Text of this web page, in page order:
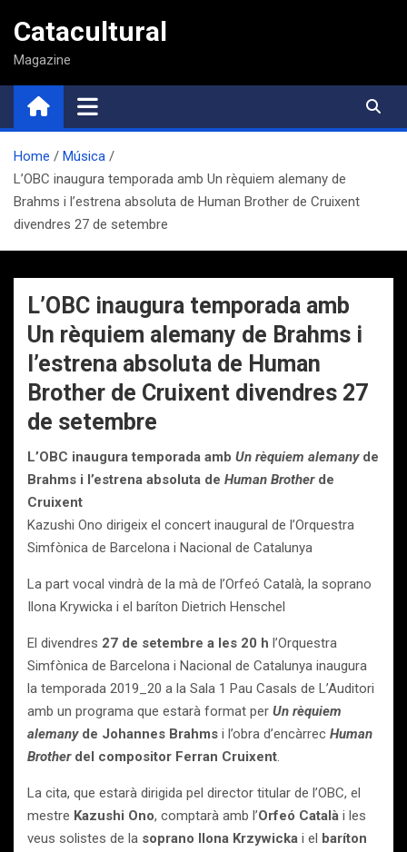
contenido
Catacultural
Magazine
Home
Música
L’OBC inaugura temporada amb Un rèquiem alemany de
Brahms i l’estrena absoluta de Human Brother de Cruixent
divendres 27 de setembre
L’OBC inaugura temporada amb
Un rèquiem alemany de Brahms i
l’estrena absoluta de Human
Brother de Cruixent divendres 27
de setembre
L’OBC inaugura temporada amb Un rèquiem alemanyde
Brahms i l’estrena absoluta de Human Brotherde
Cruixent
Kazushi Ono dirigeix el concert inaugural de l’Orquestra
Simfònica de Barcelona i Nacional de Catalunya
La part vocal vindrà de la mà de l’Orfeó Català, la soprano
Ilona Krywicka i el baríton Dietrich Henschel
El divendres 27 de setembre a les 20 h l’Orquestra
Simfònica de Barcelona i Nacional de Catalunya inaugura
la temporada 2019_20 a la Sala 1 Pau Casals de L’Auditori
amb un programa que estarà format per Un rèquiem
alemanyde Johannes Brahms i l’obra d’encàrrec Human
Brotherdel compositor Ferran Cruixent.
La cita, que estarà dirigida pel director titular de l’OBC, el
mestre Kazushi Ono, comptarà amb l’Orfeó Català i les
veus solistes de la soprano Ilona Krzywicka i el baríton